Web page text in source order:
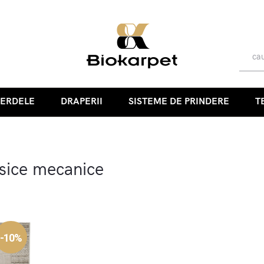
DRAPERII SISTEME DE PRINDERE
mecanice
-10%